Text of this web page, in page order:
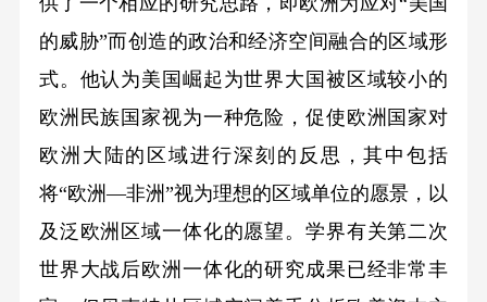
的威胁”而创造的政治和经济空间融合的区域形
式。他认为美国崛起为世界大国被区域较小的
欧洲民族国家视为一种危险，促使欧洲国家对
欧洲大陆的区域进行深刻的反思，其中包括
将“欧洲—非洲”视为理想的区域单位的愿景，以
及泛欧洲区域一体化的愿望。学界有关第二次
世界大战后欧洲一体化的研究成果已经非常丰